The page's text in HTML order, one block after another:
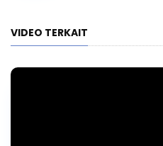
VIDEO TERKAIT